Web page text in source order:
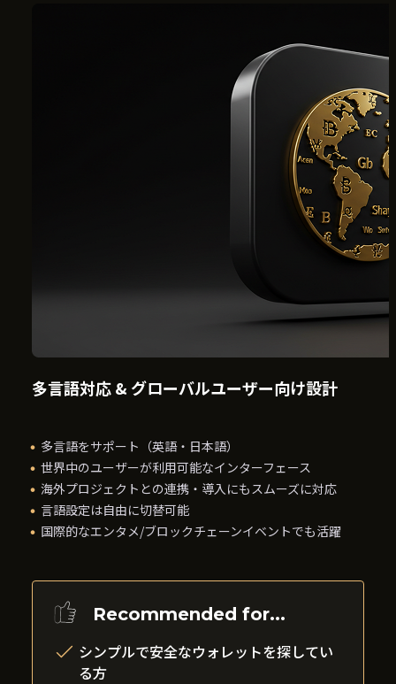
多言語対応 & グローバルユーザー向け設計
多言語をサポート（英語・日本語）
世界中のユーザーが利用可能なインターフェース
海外プロジェクトとの連携・導入にもスムーズに対応
言語設定は自由に切替可能
国際的なエンタメ/ブロックチェーンイベントでも活躍
Recommended for...
シンプルで安全なウォレットを探してい
る方